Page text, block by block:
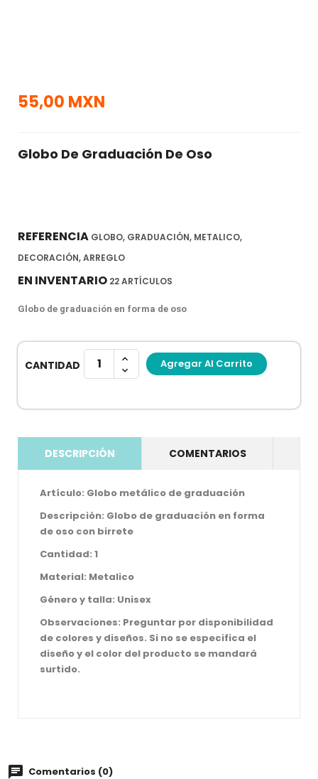
55,00 MXN
Globo De Graduación De Oso
REFERENCIA GLOBO, GRADUACIÓN, METALICO,
DECORACIÓN, ARREGLO
EN INVENTARIO 22 ARTÍCULOS
Globo de graduación en forma de oso
CANTIDAD Agregar Al Carrito
DESCRIPCIÓN COMENTARIOS
Artículo: Globo metálico de graduación
Descripción: Globo de graduación en forma
de oso con birrete
Cantidad: 1
Material: Metalico
Género y talla: Unisex
Observaciones: Preguntar por disponibilidad
de colores y diseños. Si no se especifica el
diseño y el color del producto se mandará
surtido.
Comentarios (0)